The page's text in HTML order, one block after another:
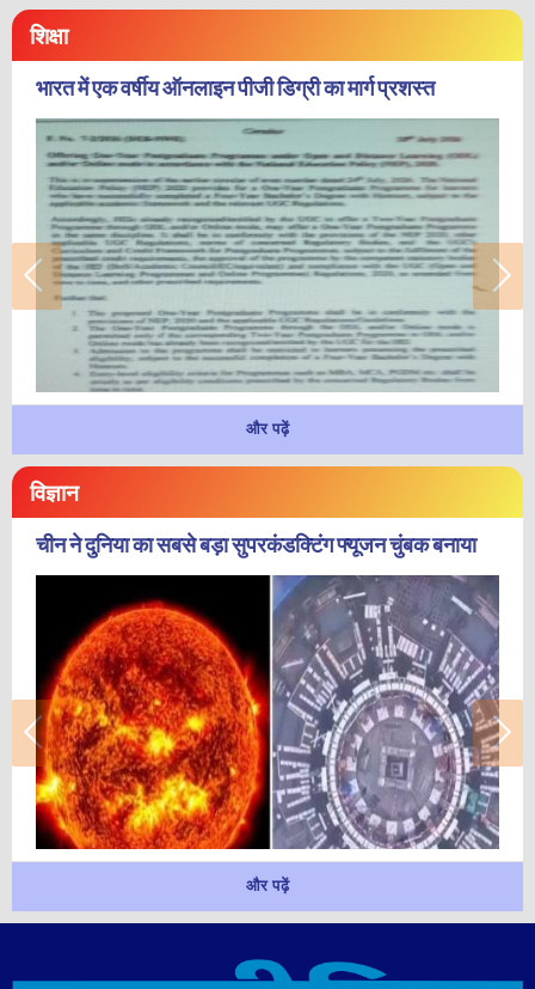
शिक्षा
भारत में एक वर्षीय ऑनलाइन पीजी डिग्री का मार्ग प्रशस्त
और पढ़ें
विज्ञान
चीन ने दुनिया का सबसे बड़ा सुपरकंडक्टिंग फ्यूजन चुंबक बनाया
और पढ़ें